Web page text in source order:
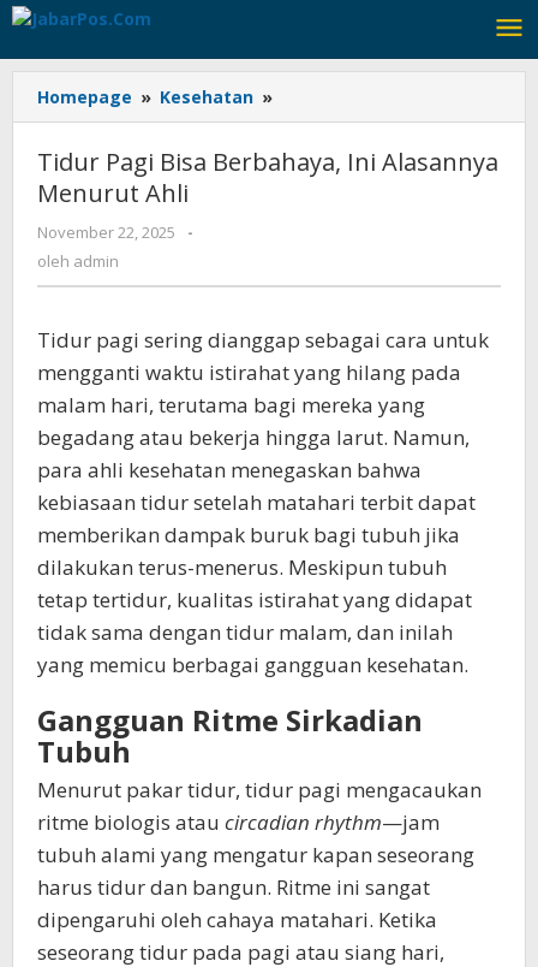
Lewati
konten
Homepage » Kesehatan »
Pagi
Bisa
Berbahaya,
Tidur Pagi Bisa Berbahaya, Ini Alasannya
Menurut Ahli
November 22, 2025
oleh
-
oleh admin
Tidur pagi sering dianggap sebagai cara untuk
mengganti waktu istirahat yang hilang pada
malam hari, terutama bagi mereka yang
begadang atau bekerja hingga larut. Namun,
para ahli kesehatan menegaskan bahwa
kebiasaan tidur setelah matahari terbit dapat
memberikan dampak buruk bagi tubuh jika
dilakukan terus-menerus. Meskipun tubuh
tetap tertidur, kualitas istirahat yang didapat
tidak sama dengan tidur malam, dan inilah
yang memicu berbagai gangguan kesehatan.
Gangguan Ritme Sirkadian
Tubuh
Menurut pakar tidur, tidur pagi mengacaukan
ritme biologis atau circadian rhythm—jam
tubuh alami yang mengatur kapan seseorang
harus tidur dan bangun. Ritme ini sangat
dipengaruhi oleh cahaya matahari. Ketika
seseorang tidur pada pagi atau siang hari,